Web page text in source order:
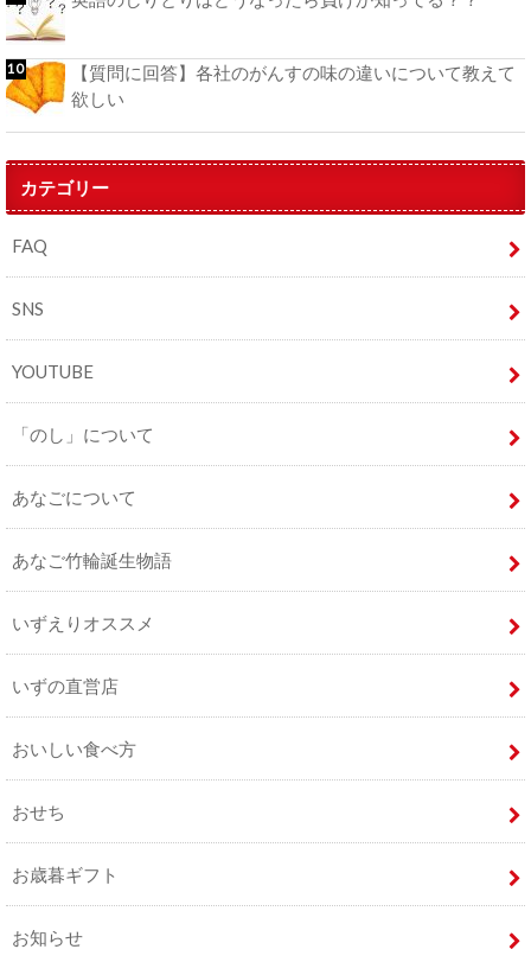
【質問に回答】各社のがんすの味の違いについて教えて
欲しい
カテゴリー
FAQ
SNS
YOUTUBE
「のし」について
あなごについて
あなご竹輪誕生物語
いずえりオススメ
いずの直営店
おいしい食べ方
おせち
お歳暮ギフト
お知らせ